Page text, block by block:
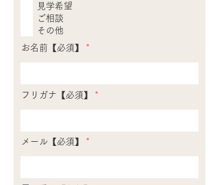
見学希望
ご相談
その他
お名前【必須】
フリガナ【必須】
メール【必須】